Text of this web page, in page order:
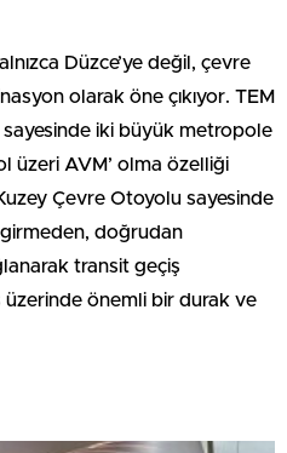
Düzce’ye değil, çevre
olarak öne çıkıyor. TEM
iki büyük metropole
üzeri AVM’ olma özelliği
Çevre Otoyolu sayesinde
girmeden, doğrudan
transit geçiş
üzerinde önemli bir durak ve